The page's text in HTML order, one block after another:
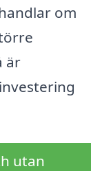
om
är
utan